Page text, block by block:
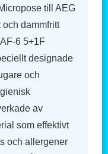
till AEG
dammfritt
6 5+1F
designade
och
av
som effektivt
och allergener